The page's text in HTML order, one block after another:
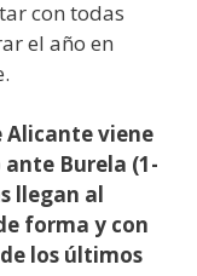
con todas
el año en
Alicante viene
Burela (1-
llegan al
forma y con
los últimos